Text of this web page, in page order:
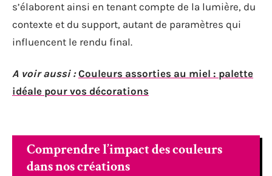
s’élaborent ainsi en tenant compte de la lumière, du
contexte et du support, autant de paramètres qui
influencent le rendu final.
A voir aussi : Couleurs assorties au miel : palette
idéale pour vos décorations
Comprendre l’impact des couleurs
dans nos créations